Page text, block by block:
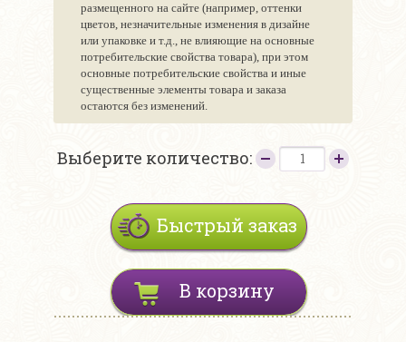
размещенного на сайте (например, оттенки
цветов, незначительные изменения в дизайне
или упаковке и т.д., не влияющие на основные
потребительские свойства товара), при этом
основные потребительские свойства и иные
существенные элементы товара и заказа
остаются без изменений.
Выберите количество:
Быстрый заказ
В корзину